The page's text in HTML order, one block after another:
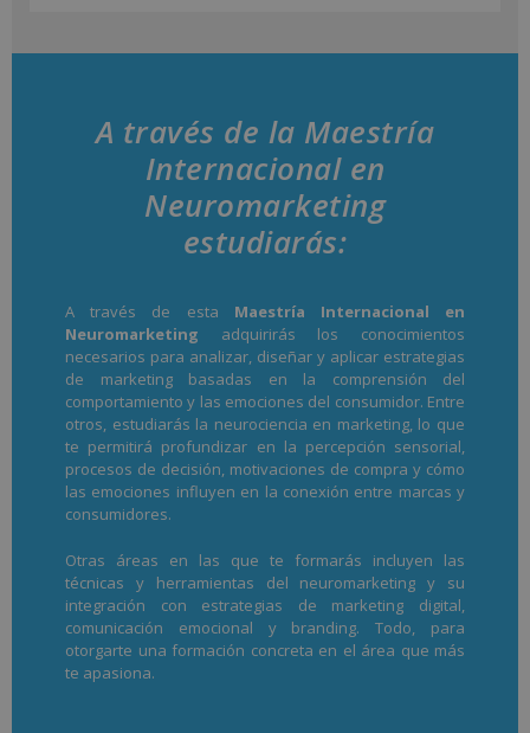
A través de la Maestría
Internacional en
Neuromarketing
estudiarás:
A través de esta Maestría Internacional en
Neuromarketing adquirirás los conocimientos
necesarios para analizar, diseñar y aplicar estrategias
de marketing basadas en la comprensión del
comportamiento y las emociones del consumidor. Entre
otros, estudiarás la neurociencia en marketing, lo que
te permitirá profundizar en la percepción sensorial,
procesos de decisión, motivaciones de compra y cómo
las emociones influyen en la conexión entre marcas y
consumidores.
Otras áreas en las que te formarás incluyen las
técnicas y herramientas del neuromarketing y su
integración con estrategias de marketing digital,
comunicación emocional y branding. Todo, para
otorgarte una formación concreta en el área que más
te apasiona.